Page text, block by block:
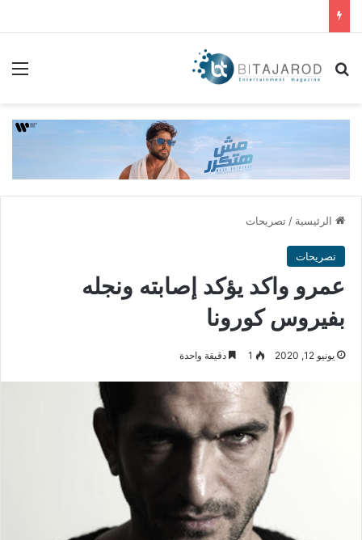
بحث عن
الرئيسية / تصريحات
تصريحات
عمرو واكد يؤكد إصابته ونجله
بفيروس كورونا
يونيو 12, 2020 1 دقيقة واحدة